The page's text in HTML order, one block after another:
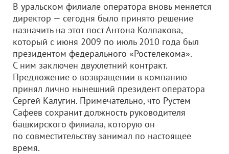
В уральском филиале оператора вновь меняется
директор — сегодня было принято решение
назначить на этот пост Антона Колпакова,
который с июня 2009 по июль 2010 года был
президентом федерального «Ростелекома».
С ним заключен двухлетний контракт.
Предложение о возвращении в компанию
принял лично нынешний президент оператора
Сергей Калугин. Примечательно, что Рустем
Сафеев сохранит должность руководителя
башкирского филиала, которую он
по совместительству занимал по настоящее
время.